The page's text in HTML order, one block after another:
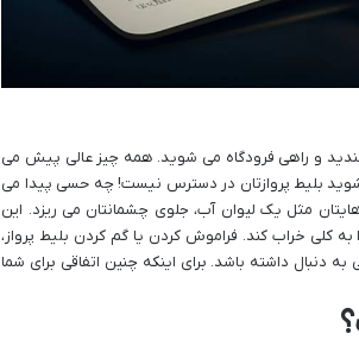
و راهی فرودگاه می شوید. همه چیز عالی پیش می
شوید بلیط پروازتان در دسترس نیست! چه حسی پیدا می
مثل یک لیوان آب، جلوی چشمانتان می ریزد. این
کلی خراب کند. فراموش کردن یا گم کردن بلیط پرواز،
دنبال داشته باشد. برای اینکه چنین اتفاقی برای شما